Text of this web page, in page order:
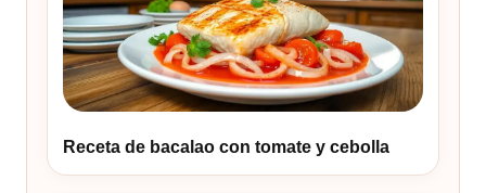
Receta de bacalao con tomate y cebolla